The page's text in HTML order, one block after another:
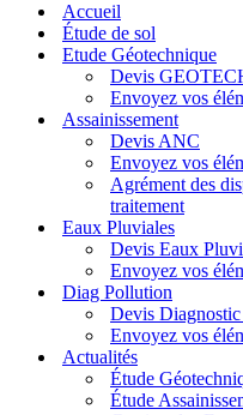
navigationAccueil
Étude de sol
Etude Géotechnique
Devis
Envoyez vos
Assainissement
Devis ANC
Envoyez vos
Agrément des
traitement
Eaux Pluviales
Devis Eaux
Envoyez vos
Diag Pollution
Devis
Envoyez vos
Actualités
Étude
Étude